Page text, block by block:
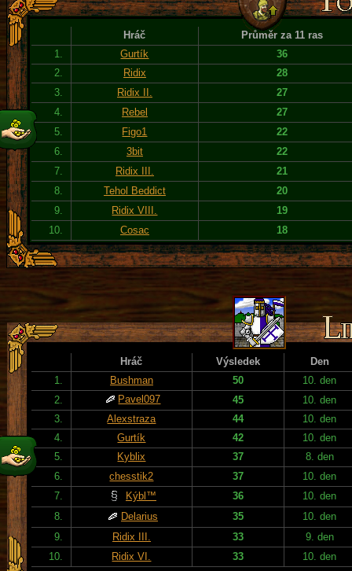
Hráč
Průměr za 11 ras
1.
Gurtík
36
2.
Ridix
28
3.
Ridix II.
27
4.
Rebel
27
5.
Figo1
22
6.
3bit
22
7.
Ridix III.
21
8.
Tehol Beddict
20
9.
Ridix VIII.
19
10.
Cosac 18
Hráč Výsledek
Den
1.
Bushman 50
10. den
2.
Pavel097 45
10. den
3.
Alexstraza 44
10. den
4.
Gurtík 42
10. den
5.
Kyblix 37
8. den
6.
chesstik2 37
10. den
7.
Kýbl™ 36
10. den
8.
Delarius 35
10. den
9.
Ridix III. 33
9. den
10.
Ridix VI. 33 10. den